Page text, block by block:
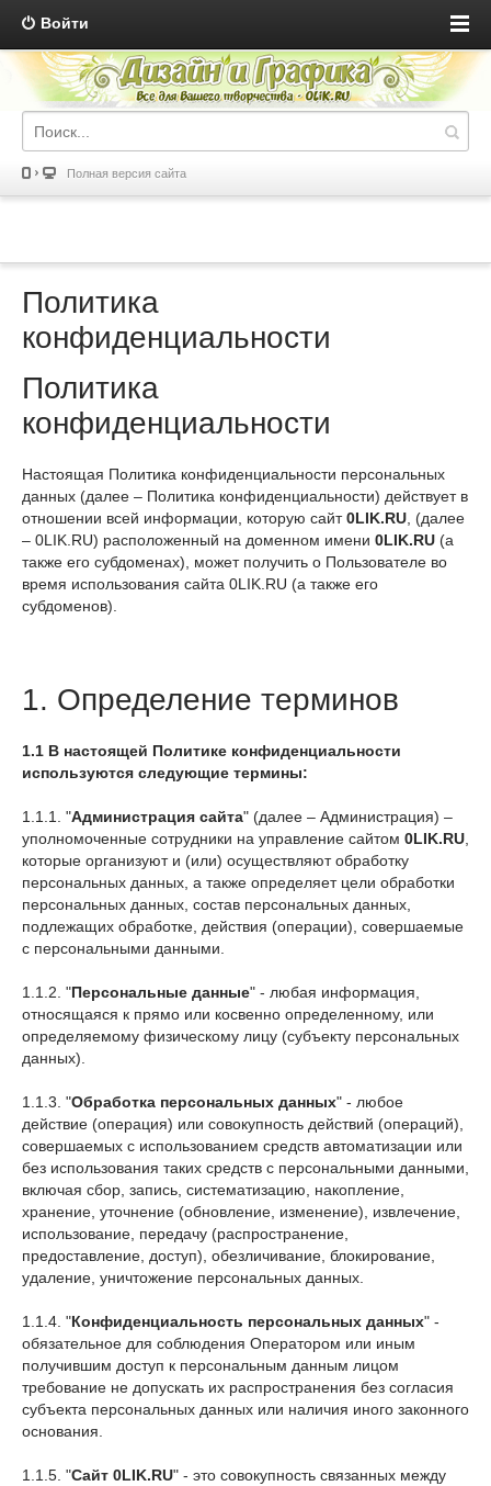
Войти
Полная версия сайта
Политика
конфиденциальности
Политика
конфиденциальности
Настоящая Политика конфиденциальности персональных
данных (далее – Политика конфиденциальности) действует в
отношении всей информации, которую сайт0LIK.RU, (далее
– 0LIK.RU) расположенный на доменном имени 0LIK.RU (а
также его субдоменах), может получить о Пользователе во
время использования сайта 0LIK.RU (а также его
субдоменов).
1. Определение терминов
1.1 В настоящей Политике конфиденциальности
используются следующие термины:
1.1.1. "Администрация сайта" (далее – Администрация) –
уполномоченные сотрудники на управление сайтом 0LIK.RU,
которые организуют и (или) осуществляют обработку
персональных данных, а также определяет цели обработки
персональных данных, состав персональных данных,
подлежащих обработке, действия (операции), совершаемые
с персональными данными.
1.1.2. "Персональные данные" - любая информация,
относящаяся к прямо или косвенно определенному, или
определяемому физическому лицу (субъекту персональных
данных).
1.1.3. "Обработка персональных данных" - любое
действие (операция) или совокупность действий (операций),
совершаемых с использованием средств автоматизации или
без использования таких средств с персональными данными,
включая сбор, запись, систематизацию, накопление,
хранение, уточнение (обновление, изменение), извлечение,
использование, передачу (распространение,
предоставление, доступ), обезличивание, блокирование,
удаление, уничтожение персональных данных.
1.1.4. "Конфиденциальность персональных данных" -
обязательное для соблюдения Оператором или иным
получившим доступ к персональным данным лицом
требование не допускать их распространения без согласия
субъекта персональных данных или наличия иного законного
основания.
1.1.5. "Сайт 0LIK.RU" - это совокупность связанных между